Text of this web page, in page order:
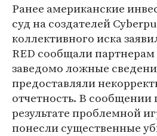
Ранее американские
суд на создателей
коллективного иска
RED сообщали
заведомо ложные
предоставляли
отчетность. В сообщении
результате проблемной
понесли существенные